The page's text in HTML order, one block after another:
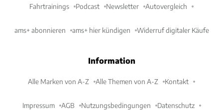
Fahrtrainings Podcast Newsletter Autovergleich
ams+ abonnieren ams+ hier kündigen Widerruf digitaler Käufe
Information
Alle Marken von A-Z Alle Themen von A-Z Kontakt
Impressum AGB Nutzungsbedingungen Datenschutz